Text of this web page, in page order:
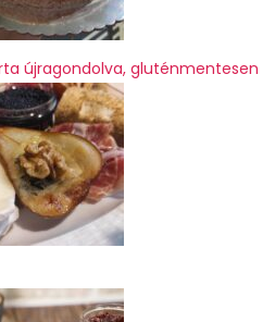
újragondolva, gluténmentesen